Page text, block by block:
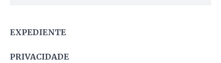
EXPEDIENTE
PRIVACIDADE